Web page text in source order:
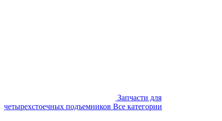
Запчасти для
четырехстоечных подъемников Все категории